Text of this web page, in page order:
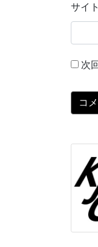
サイト
次